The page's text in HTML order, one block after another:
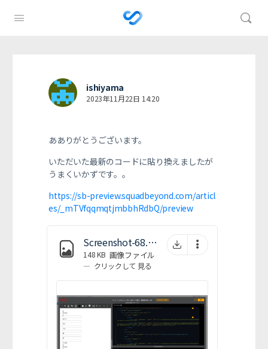
ishiyama
2023年11月22日 14:20
あありがとうございます。
いただいた最新のコードに貼り換えましたが
うまくいかずです。。
https://sb-preview.squadbeyond.com/articl
es/_mTVfqqmqtjmbbhRdbQ/preview
Screenshot-68.png
148 KB 画像ファイル
— クリックして 見る